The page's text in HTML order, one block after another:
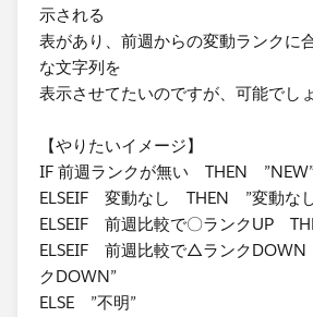
示される
表があり、前週からの変動ランクに
な文字列を
表示させてたいのですが、可能でしょ
【やりたいイメージ】
IF 前週ランクが無い THEN
ELSEIF 変動なし THEN ”変動な
​ELSEIF 前週比較で〇ランクUP
ELSEIF 前週比較で△ランク
クDOWN”
ELSE ”不明”